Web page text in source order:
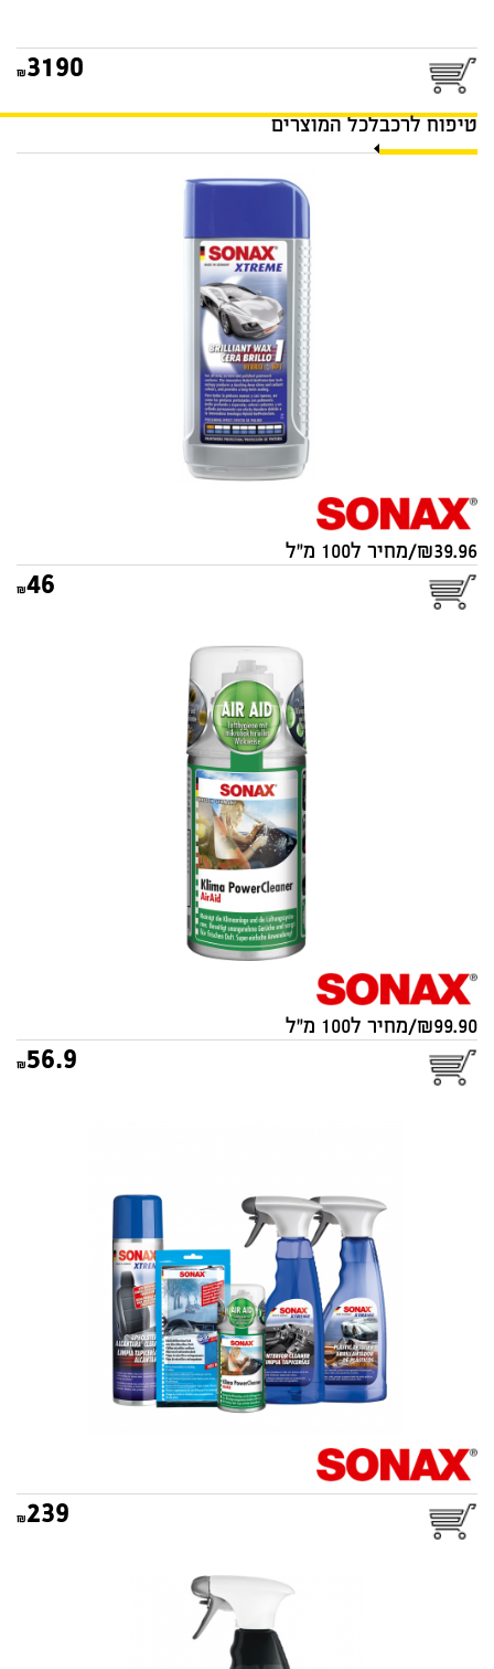
3190
טיפוח לרכבלכל המוצרים
סוג:מקורי
39.96/מחיר ל100 מ"ל
46
רימון מחדש מערכות מיזוג
אוויר SONAX 100ml
99.90/מחיר ל100 מ"ל
56.9
239
מנקה ומחדש גאנטים ביסט
SONAX BEAST 1L